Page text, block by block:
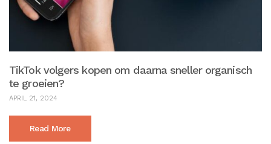
TikTok volgers kopen om daarna sneller organisch
te groeien?
APRIL 21, 2024
Read More